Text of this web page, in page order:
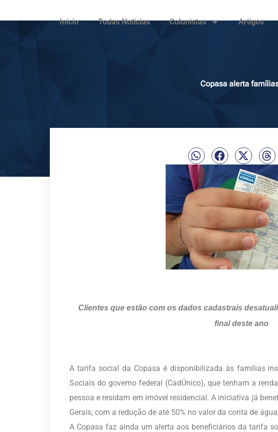
Início Todas Notícias Colunistas Artigos
Copasa alerta
Clientes que estão com os dados cadastrais
final deste ano
A tarifa social da Copasa é disponibilizada às famílias
Sociais do governo federal (CadÚnico), que tenham a
pessoa e residam em imóvel residencial. A iniciativa já
Gerais, com a redução de até 50% no valor da conta de
A Copasa faz ainda um alerta aos beneficiários da tarifa